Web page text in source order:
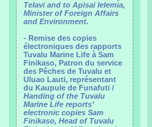
Telavi and to Apisai Ielemia,
Minister of Foreign Affairs
and Environment.
- Remise des copies
électroniques des rapports
Tuvalu Marine Life à Sam
Finikaso, Patron du service
des Pêches de Tuvalu et
Uluao Lauti, représentant
du Kaupule de Funafuti /
Handing of the Tuvalu
Marine Life reports’
electronic copies Sam
Finikaso, Head of Tuvalu